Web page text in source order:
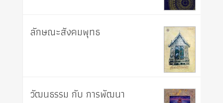
ลักษณะสังคมพุทธ
วัฒนธรรม กับ การพัฒนา